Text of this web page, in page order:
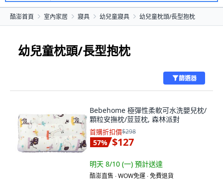
酷澎首頁 室內家居 寢具 幼兒童寢具 幼兒童枕頭/長型抱枕
幼兒童枕頭/長型抱枕
篩選器
Bebehome 極彈性柔軟可水洗嬰兒枕/
顆粒安撫枕/荳荳枕, 森林派對
首購折扣價$298
57% $127
明天 8/10 (一) 預計送達
酷澎直售 ∙ WOW免運 ∙ 免費退貨